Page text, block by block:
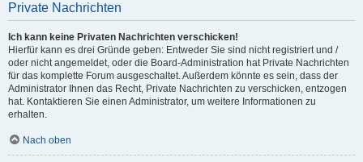
Private Nachrichten
Ich kann keine Privaten Nachrichten verschicken!
Hierfür kann es drei Gründe geben: Entweder Sie sind nicht registriert und /
oder nicht angemeldet, oder die Board-Administration hat Private Nachrichten
für das komplette Forum ausgeschaltet. Außerdem könnte es sein, dass der
Administrator Ihnen das Recht, Private Nachrichten zu verschicken, entzogen
hat. Kontaktieren Sie einen Administrator, um weitere Informationen zu
erhalten.
Nach oben